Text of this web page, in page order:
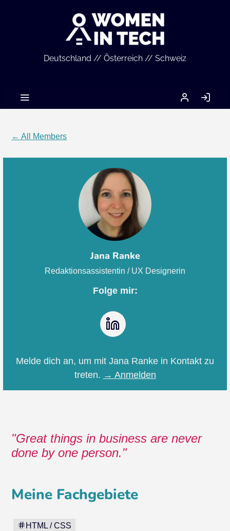
Deutschland // Österreich // Schweiz
MEIN
ACCOUNT
IN
← All Members
Jana Ranke
Redaktionsassistentin / UX Designerin
Folge mir:
Melde dich an, um mit Jana Ranke in Kontakt zu
treten. → Anmelden
Great things in business are never
done by one person.
Meine Fachgebiete
HTML / CSS